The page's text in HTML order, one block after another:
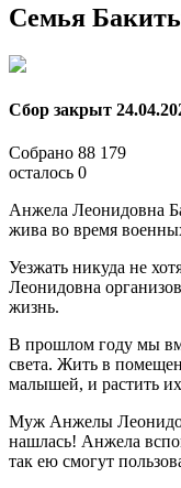
Семья
Сбор закрыт
Собрано 88 179
осталось 0
Анжела Леонидовна
жива во время
Уезжать никуда не
Леонидовна
жизнь.
В прошлом году мы
света. Жить в
малышей, и растить их
Муж Анжелы
нашлась! Анжела
так ею смогут